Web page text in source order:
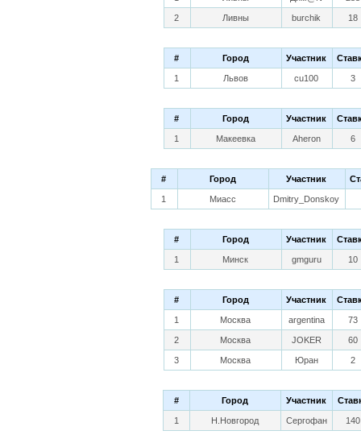
2 Ливны burchik 18
# Город Участник
1 Львов cu100 3
# Город Участник
1 Макеевка Aheron 6
# Город Участник
1 Миасс Dmitry_Donskoy
# Город Участник
1 Минск gmguru 10
# Город Участник
1 Москва argentina 73
2 Москва JOKER 60
3 Москва Юран 2
# Город Участник
1 Н.Новгород Сергофан 140